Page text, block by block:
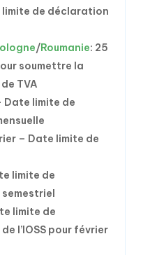
limite de déclaration
/Roumanie: 25
soumettre la
TVA
Date limite de
– Date limite de
limite de
limite de
l’IOSS pour février